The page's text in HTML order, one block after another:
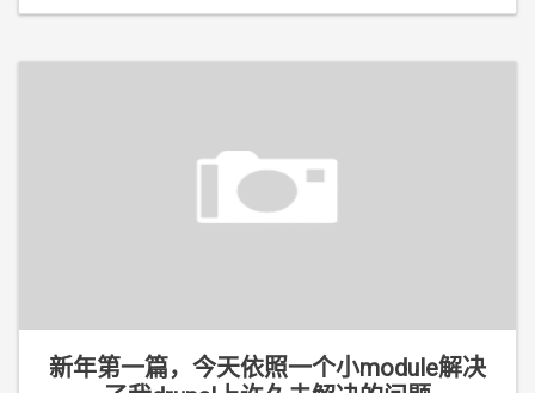
新年第一篇，今天依照一个小module解决